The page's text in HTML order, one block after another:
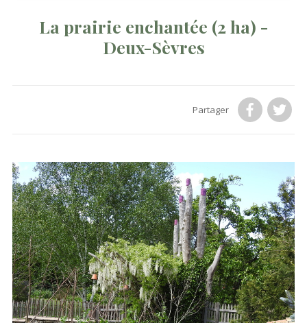
La prairie enchantée (2 ha) -
Deux-Sèvres
Partager